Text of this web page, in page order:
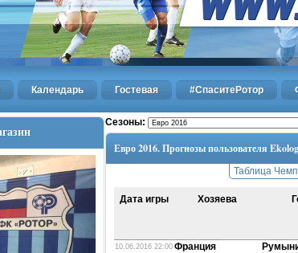
Календарь Гостевая #СпаситеРотор
Сезоны:
Евро 2016. Прогнозы пользователя
Таблица
Дата игры Хозяева
10.06.2016 22:00 Франция